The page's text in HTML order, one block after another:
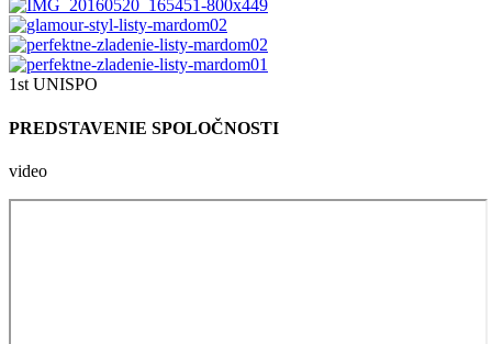
1st UNISPO
PREDSTAVENIE SPOLOČNOSTI
video